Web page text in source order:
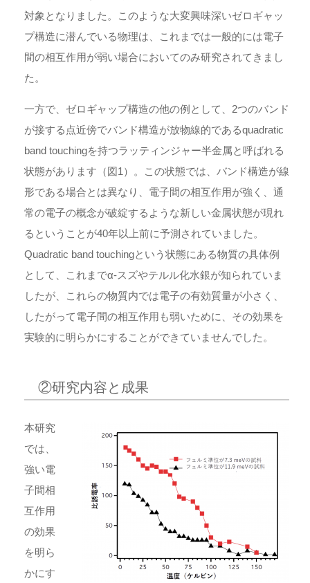
対象となりました。このような大変興味深いゼロギャッ
プ構造に潜んでいる物理は、これまでは一般的には電子
間の相互作用が弱い場合においてのみ研究されてきまし
た。
一方で、ゼロギャップ構造の他の例として、2つのバンド
が接する点近傍でバンド構造が放物線的であるquadratic
band touchingを持つラッティンジャー半金属と呼ばれる
状態があります（図1）。この状態では、バンド構造が線
形である場合とは異なり、電子間の相互作用が強く、通
常の電子の概念が破綻するような新しい金属状態が現れ
るということが40年以上前に予測されていました。
Quadratic band touchingという状態にある物質の具体例
として、これまでα-スズやテルル化水銀が知られていま
したが、これらの物質内では電子の有効質量が小さく、
したがって電子間の相互作用も弱いために、その効果を
実験的に明らかにすることができていませんでした。
②研究内容と成果
本研究
では、
強い電
子間相
互作用
の効果
を明ら
かにす